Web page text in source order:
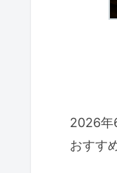
2026年
おすす